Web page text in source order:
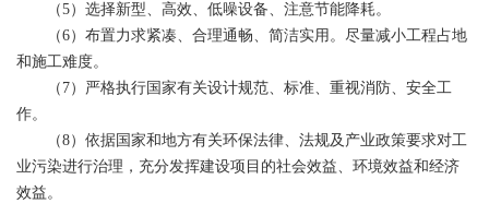
（5）选择新型、高效、低噪设备、注意节能降耗。
（6）布置力求紧凑、合理通畅、简洁实用。尽量减小工程占地
和施工难度。
（7）严格执行国家有关设计规范、标准、重视消防、安全工
作。
（8）依据国家和地方有关环保法律、法规及产业政策要求对工
业污染进行治理，充分发挥建设项目的社会效益、环境效益和经济
效益。